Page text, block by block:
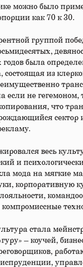
можно было
как 70 к 30.
группой
годов была
состоящая из
если не гегемоном,
что
сектор
весь
и
мода на мягкие
корпоративную
компромиссные
стала
– коучей,